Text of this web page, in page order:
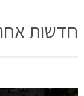
חדשות